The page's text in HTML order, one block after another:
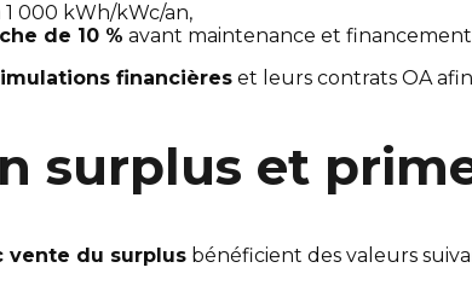
1 000 kWh/kWc/an,
de 10 % avant maintenance et
financières et leurs contrats OA
surplus et
vente du surplus bénéficient des valeurs